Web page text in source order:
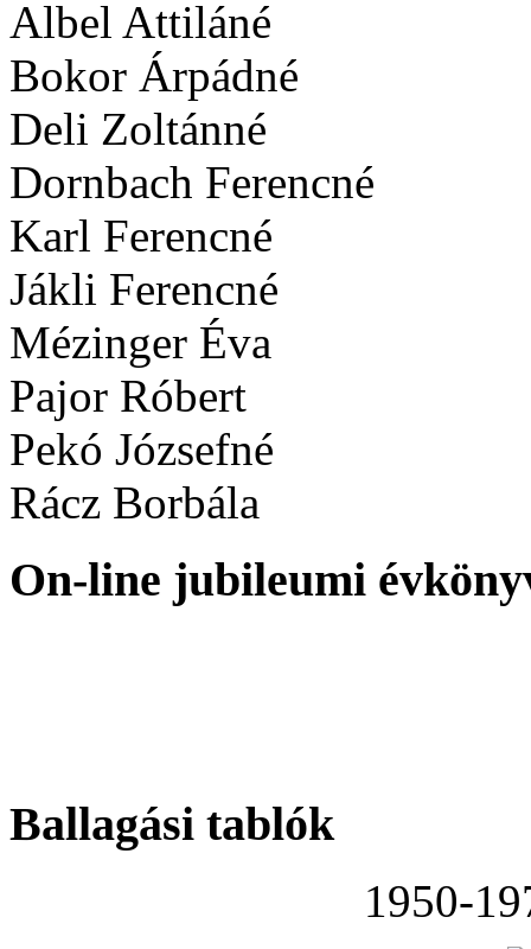
Albel Attiláné
Bokor Árpádné
Deli Zoltánné
Dornbach Ferencné
Karl Ferencné
Jákli Ferencné
Mézinger Éva
Pajor Róbert
Pekó Józsefné
Rácz Borbála
On-line jubileumi
Ballagási tablók
1950-